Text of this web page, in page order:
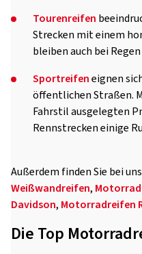
Tourenreifen
Strecken mit einem
bleiben auch bei
Sportreifeneignen
öffentlichen Straßen.
Fahrstil ausgelegten
Rennstrecken einige
Außerdem finden Sie bei
Weißwandreifen,
Davidson, Motorradreifen
Die Top